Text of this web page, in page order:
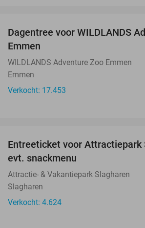
Dagentree voor WILDLANDS
Emmen
WILDLANDS Adventure Zoo Emmen
Emmen
Verkocht: 17.453
Entreeticket voor Attractiepark
evt. snackmenu
Attractie- & Vakantiepark Slagharen
Slagharen
Verkocht: 4.624